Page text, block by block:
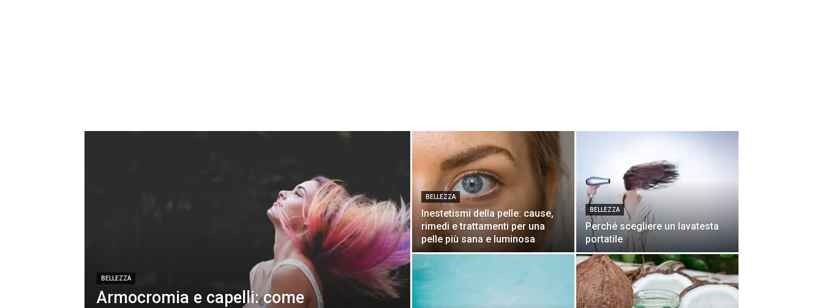
BELLEZZA
Armocromia e capelli: come
BELLEZZA
Inestetismi della pelle: cause,
rimedi e trattamenti per una
pelle più sana e luminosa
BELLEZZA
Perché scegliere un lavatesta
portatile